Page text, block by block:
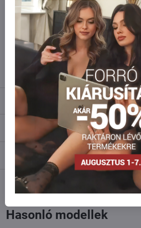
Szeretne több
amennyi raktáron van?
Ne habozzon kapcsolatba lépni velünk,
info​@everlady​.eu
Leírás
Vélemények 0
Fórum 0
FacebookTwitterBlueskyPinterestReddit
Hasonló modellek